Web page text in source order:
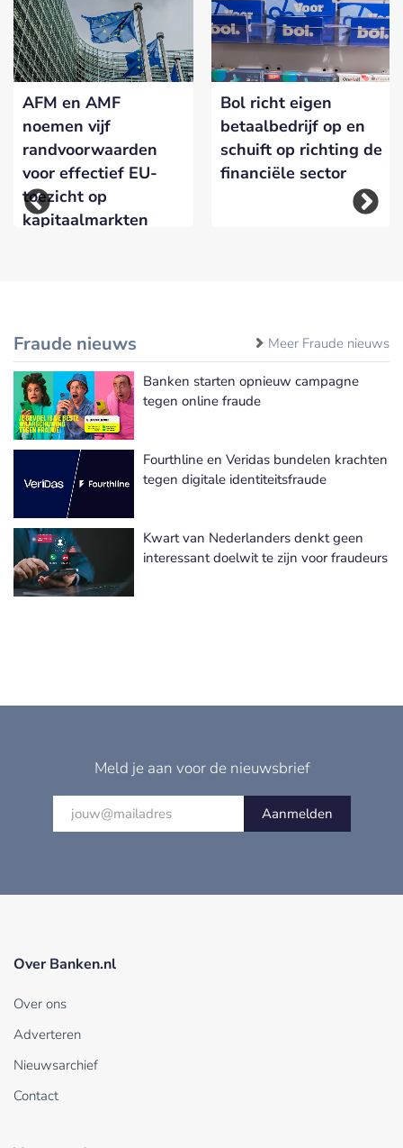
AFM en AMF
noemen vijf
randvoorwaarden
voor effectief EU-
toezicht op
kapitaalmarkten
Bol richt eigen
betaalbedrijf op en
schuift op richting de
financiële sector
Fraude nieuws Meer Fraude nieuws
Banken starten opnieuw campagne
tegen online fraude
Fourthline en Veridas bundelen krachten
tegen digitale identiteitsfraude
Kwart van Nederlanders denkt geen
interessant doelwit te zijn voor fraudeurs
Meld je aan voor de nieuwsbrief
Aanmelden
Over Banken.nl
Over ons
Adverteren
Nieuwsarchief
Contact